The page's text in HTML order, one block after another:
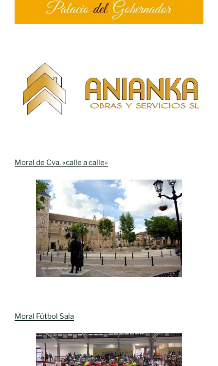
Moral de Cva. «calle a calle»
Moral Fútbol Sala